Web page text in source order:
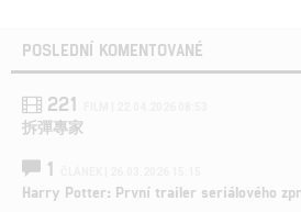
POSLEDNÍ KOMENTOVANÉ
221
拆彈專家
1
Harry Potter: První trailer seriálového